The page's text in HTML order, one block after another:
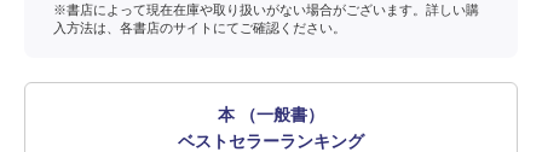
※書店によって現在在庫や取り扱いがない場合がございます。詳しい購
入方法は、各書店のサイトにてご確認ください。
本 （一般書）
ベストセラーランキング